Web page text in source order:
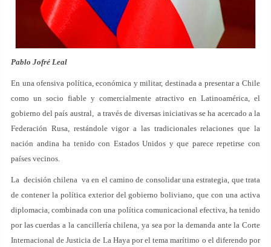
Pablo Jofré Leal
En una ofensiva política, económica y militar, destinada a presentar a Chile
como un socio fiable y comercialmente atractivo en Latinoamérica, el
gobierno del país austral, a través de diversas iniciativas se ha acercado a la
Federación Rusa, restándole vigor a las tradicionales relaciones que la
nación andina ha tenido con Estados Unidos y que parece repetirse con
países vecinos.
La decisión chilena va en el camino de consolidar una estrategia, que trata
de contener la política exterior del gobierno boliviano, que con una activa
diplomacia, combinada con una política comunicacional efectiva, ha tenido
por las cuerdas a la cancillería chilena, ya sea por la demanda ante la Corte
Internacional de Justicia de La Haya por el tema marítimo o el diferendo por